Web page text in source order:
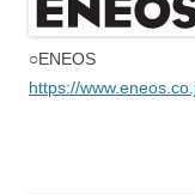
○ENEOS
https://